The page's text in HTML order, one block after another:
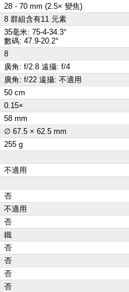
28 - 70 mm (2.5× 變焦)
8 群組含有11 元素
35毫米: 75-4-34.3°
數碼: 47.9-20.2°
8
廣角: f/2.8 遠攝: f/4
廣角: f/22 遠攝: 不適用
50 cm
0.15×
58 mm
∅ 67.5 × 62.5 mm
255 g
不適用
否
不適用
否
鐵
否
否
否
否